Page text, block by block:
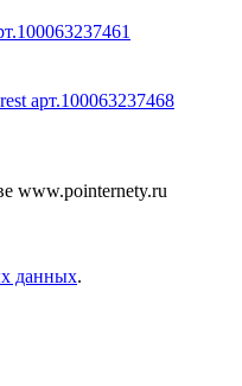
арт.100063237468
www.pointernety.ru
данных.